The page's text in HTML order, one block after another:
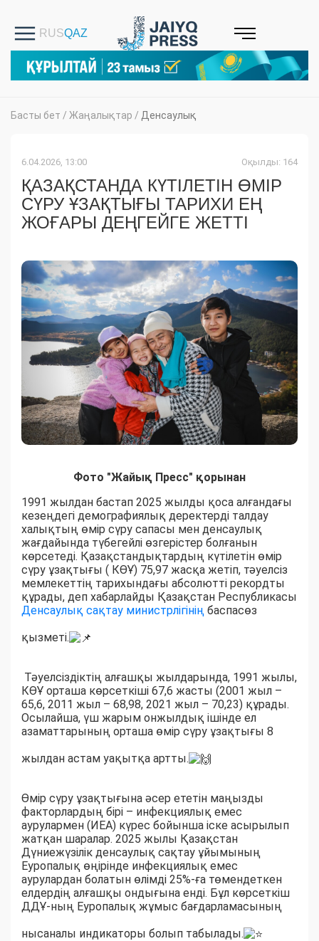
Басты бет / Жаңалықтар / Денсаулық
6.04.2026, 13:00 Оқылды: 164
ҚАЗАҚСТАНДА КҮТІЛЕТІН ӨМІР
СҮРУ ҰЗАҚТЫҒЫ ТАРИХИ ЕҢ
ЖОҒАРЫ ДЕҢГЕЙГЕ ЖЕТТІ
Фото "Жайық Пресс" қорынан
1991 жылдан бастап 2025 жылды қоса алғандағы
кезеңдегі демографиялық деректерді талдау
халықтың өмір сүру сапасы мен денсаулық
жағдайында түбегейлі өзгерістер болғанын
көрсетеді. Қазақстандықтардың күтілетін өмір
сүру ұзақтығы ( КӨҰ) 75,97 жасқа жетіп, тәуелсіз
мемлекеттің тарихындағы абсолютті рекордты
құрады, деп хабарлайды Қазақстан Республикасы
Денсаулық сақтау министрлігінің баспасөз
қызметі.
Тәуелсіздіктің алғашқы жылдарында, 1991 жылы,
КӨҰ орташа көрсеткіші 67,6 жасты (2001 жыл –
65,6, 2011 жыл – 68,98, 2021 жыл – 70,23) құрады.
Осылайша, үш жарым онжылдық ішінде ел
азаматтарының орташа өмір сүру ұзақтығы 8
жылдан астам уақытқа артты.
Өмір сүру ұзақтығына әсер ететін маңызды
факторлардың бірі – инфекциялық емес
аурулармен (ИЕА) күрес бойынша іске асырылып
жатқан шаралар. 2025 жылы Қазақстан
Дүниежүзілік денсаулық сақтау ұйымының
Еуропалық өңірінде инфекциялық емес
аурулардан болатын өлімді 25%-ға төмендеткен
елдердің алғашқы ондығына енді. Бұл көрсеткіш
ДДҰ-ның Еуропалық жұмыс бағдарламасының
нысаналы индикаторы болып табылады.